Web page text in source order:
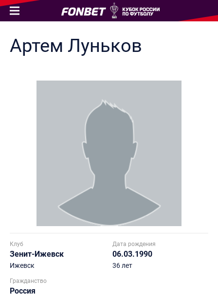
Артем Луньков
Клуб
Зенит-Ижевск
Ижевск
Дата рождения
06.03.1990
36 лет
Гражданство
Россия